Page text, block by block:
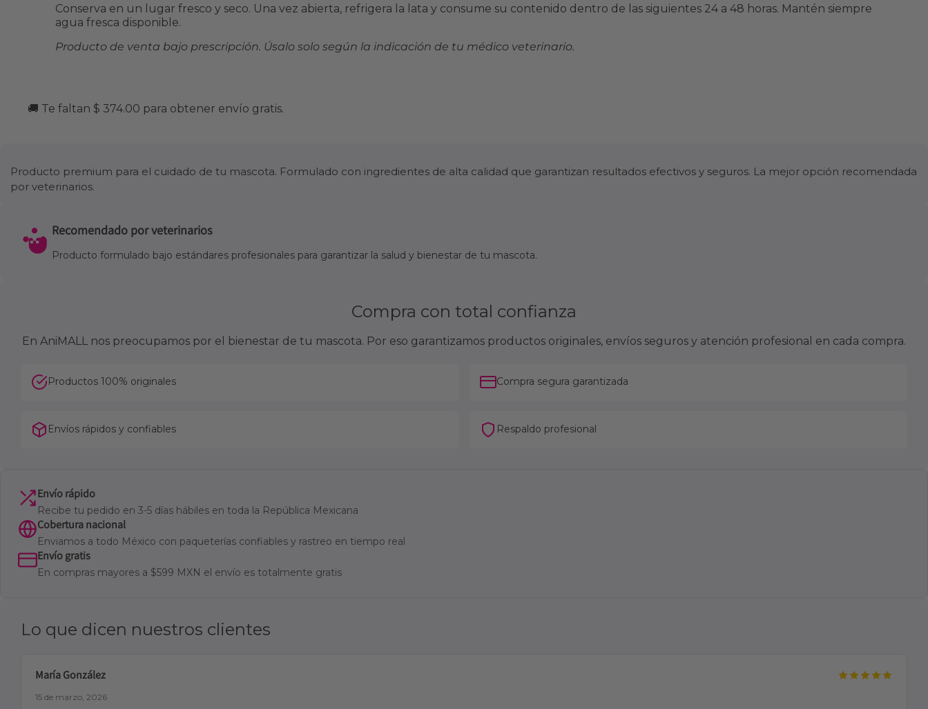
Conserva en un lugar fresco y seco. Una vez abierta, refrigera la lata y consume su contenido dentro de las siguientes 24 a 48 horas. Mantén siempre
agua fresca disponible.
Producto de venta bajo prescripción. Úsalo solo según la indicación de tu médico veterinario.
🚚 Te faltan $ 374.00 para obtener envío gratis.
Producto premium para el cuidado de tu mascota. Formulado con ingredientes de alta calidad que garantizan resultados efectivos y seguros. La mejor opción recomendada
por veterinarios.
Recomendado por veterinarios
Producto formulado bajo estándares profesionales para garantizar la salud y bienestar de tu mascota.
Compra con total confianza
En AniMALL nos preocupamos por el bienestar de tu mascota. Por eso garantizamos productos originales, envíos seguros y atención profesional en cada compra.
Productos 100% originales Compra segura garantizada
Envíos rápidos y confiables Respaldo profesional
Envío rápido
Recibe tu pedido en 3-5 días hábiles en toda la República Mexicana
Cobertura nacional
Enviamos a todo México con paqueterías confiables y rastreo en tiempo real
Envío gratis
En compras mayores a $599 MXN el envío es totalmente gratis
Lo que dicen nuestros clientes
María González
15 de marzo, 2026